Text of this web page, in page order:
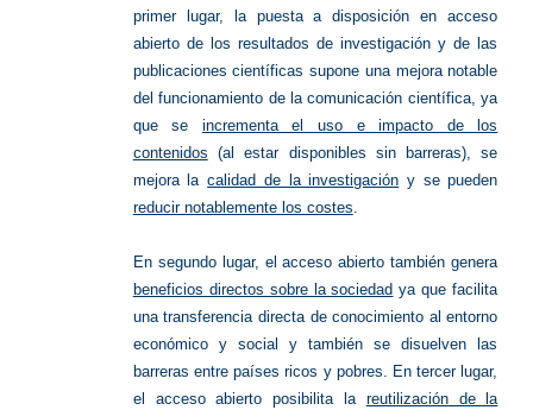
primer lugar, la puesta a disposición en acceso
abierto de los resultados de investigación y de las
publicaciones científicas supone una mejora notable
del funcionamiento de la comunicación científica, ya
que se incrementa el uso e impacto de los
contenidos (al estar disponibles sin barreras), se
mejora lacalidad de la investigación y se pueden
reducir notablemente los costes.
En segundo lugar, el acceso abierto también genera
beneficios directos sobre la sociedad ya que facilita
una transferencia directa de conocimiento al entorno
económico y social y también se disuelven las
barreras entre países ricos y pobres. En tercer lugar,
el acceso abierto posibilita la reutilización de la